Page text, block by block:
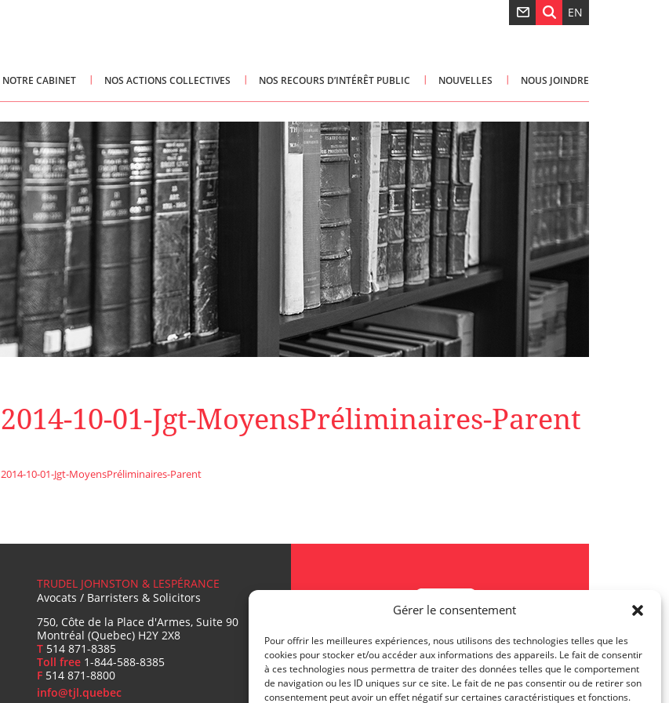
Gérer le consentement
Pour offrir les meilleures expériences, nous utilisons des technologies telles que les
cookies pour stocker et/ou accéder aux informations des appareils. Le fait de consentir
à ces technologies nous permettra de traiter des données telles que le comportement
de navigation ou les ID uniques sur ce site. Le fait de ne pas consentir ou de retirer son
consentement peut avoir un effet négatif sur certaines caractéristiques et fonctions.
EN
NOTRE CABINET NOS ACTIONS COLLECTIVES NOS RECOURS D’INTÉRÊT PUBLIC NOUVELLES NOUS JOINDRE
2014-10-01-Jgt-MoyensPréliminaires-Parent
2014-10-01-Jgt-MoyensPréliminaires-Parent
Les actualités TJL
TRUDEL JOHNSTON & LESPÉRANCE
Avocats / Barristers & Solicitors
750, Côte de la Place d'Armes, Suite 90
Montréal (Quebec) H2Y 2X8
T 514 871-8385
Toll free 1-844-588-8385
F 514 871-8800
info@tjl.quebec